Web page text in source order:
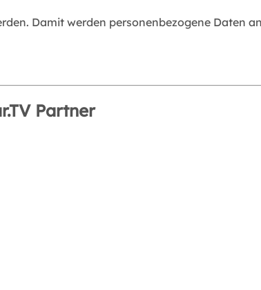
Damit werden personenbezogene Daten
Partner